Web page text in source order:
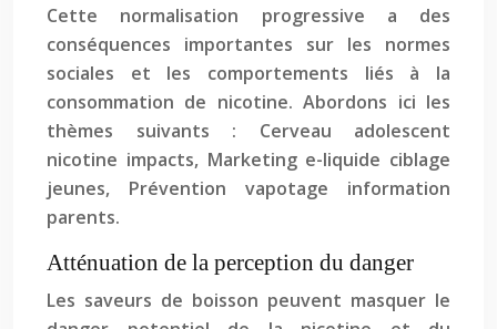
Cette normalisation progressive a des
conséquences importantes sur les normes
sociales et les comportements liés à la
consommation de nicotine. Abordons ici les
thèmes suivants : Cerveau adolescent
nicotine impacts, Marketing e-liquide ciblage
jeunes, Prévention vapotage information
parents.
Atténuation de la perception du danger
Les saveurs de boisson peuvent masquer le